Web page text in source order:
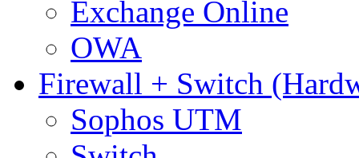
Exchange Online
OWA
Firewall + Switch
Sophos UTM